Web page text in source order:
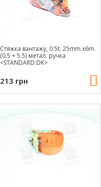
Стяжка вантажу, 0.5t. 25mm.x6m.
(0.5 + 5.5) метал. ручка
<STANDARD DK>
213 грн